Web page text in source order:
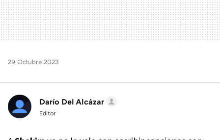
29 Octubre 2023
Darío Del Alcázar
Editor